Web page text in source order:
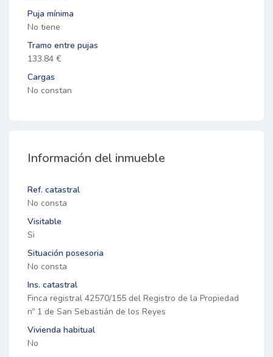
Puja mínima
No tiene
Tramo entre pujas
133.84 €
Cargas
No constan
Información del inmueble
Ref. catastral
No consta
Visitable
Si
Situación posesoria
No consta
Ins. catastral
Finca registral 42570/155 del Registro de la Propiedad
nº 1 de San Sebastián de los Reyes
Vivienda habitual
No